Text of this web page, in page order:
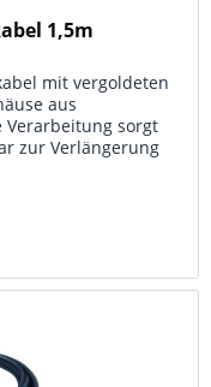
1,5m
mit vergoldeten
aus
Verarbeitung sorgt
zur Verlängerung